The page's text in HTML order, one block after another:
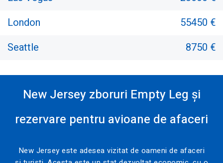
London
55450 €
Seattle
8750 €
New Jersey zboruri Empty Leg și
rezervare pentru avioane de afaceri
New Jersey este adesea vizitat de oameni de afaceri